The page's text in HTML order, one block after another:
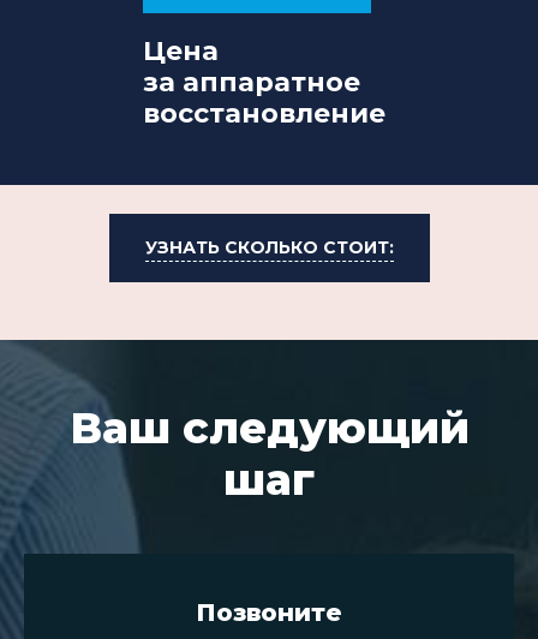
Цена
за аппаратное
восстановление
УЗНАТЬ СКОЛЬКО СТОИТ:
Ваш следующий
шаг
Позвоните